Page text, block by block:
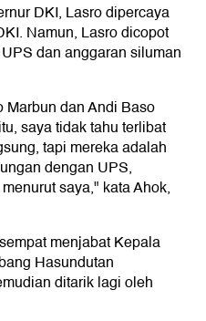
DKI, Lasro dipercaya
Namun, Lasro dicopot
dan anggaran siluman
dan Andi Baso
saya tidak tahu terlibat
tapi mereka adalah
dengan UPS,
saya," kata Ahok,
menjabat Kepala
Hasundutan
ditarik lagi oleh